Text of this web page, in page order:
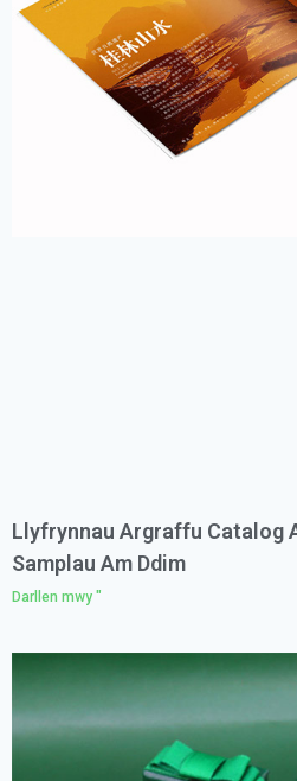
Llyfrynnau Argraffu Catalog
Samplau Am Ddim
Darllen mwy "